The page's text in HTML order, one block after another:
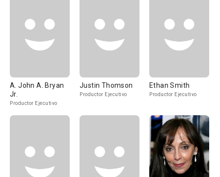
A. John A. Bryan
Jr.
Productor Ejecutivo
Justin Thomson
Productor Ejecutivo
Ethan Smith
Productor Ejecutivo